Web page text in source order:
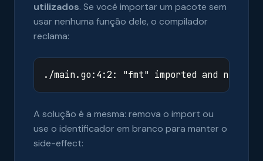
utilizados. Se você importar um pacote sem
usar nenhuma função dele, o compilador
reclama:
A solução é a mesma: remova o import ou
use o identificador em branco para manter o
side-effect: